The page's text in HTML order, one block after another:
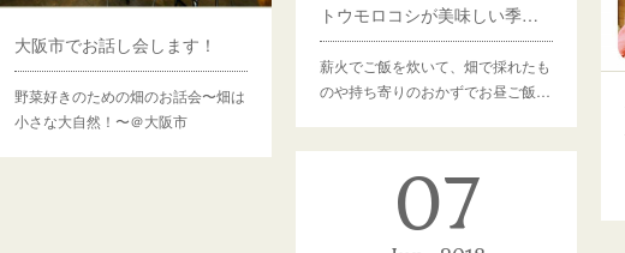
大阪市でお話し会します！
野菜好きのための畑のお話会〜畑は
小さな大自然！〜＠大阪市
トウモロコシが美味しい季節〜畑ごはん会レポート〜
薪火でご飯を炊いて、畑で採れたも
のや持ち寄りのおかずでお昼ご飯…
07